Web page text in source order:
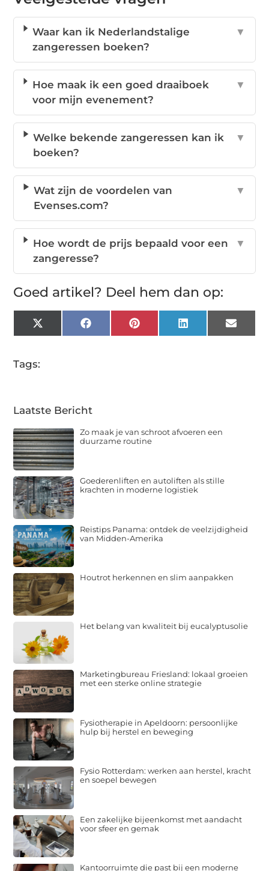
Waar kan ik Nederlandstalige
zangeressen boeken?
▼
Hoe maak ik een goed draaiboek
voor mijn evenement?
▼
Welke bekende zangeressen kan ik
boeken?
▼
Wat zijn de voordelen van
Evenses.com?
▼
Hoe wordt de prijs bepaald voor een
zangeresse?
▼
Goed artikel? Deel hem dan op:
X
(Twitter)
FacebookPinterestLinkedInEmail
Tags:
Laatste Bericht
Zo maak je van schroot afvoeren een
duurzame routine
Goederenliften en autoliften als stille
krachten in moderne logistiek
Reistips Panama: ontdek de veelzijdigheid
van Midden-Amerika
Houtrot herkennen en slim aanpakken
Het belang van kwaliteit bij eucalyptusolie
Marketingbureau Friesland: lokaal groeien
met een sterke online strategie
Fysiotherapie in Apeldoorn: persoonlijke
hulp bij herstel en beweging
Fysio Rotterdam: werken aan herstel, kracht
en soepel bewegen
Een zakelijke bijeenkomst met aandacht
voor sfeer en gemak
Kantoorruimte die past bij een moderne